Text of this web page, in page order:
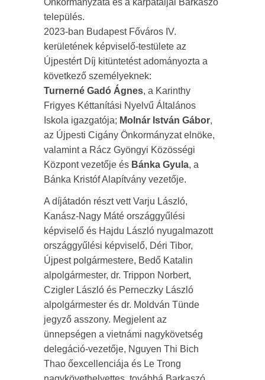
Önkormányzata és a kárpátaljai Barkaszó
település.
2023-ban Budapest Főváros IV.
kerületének képviselő-testülete az
Újpestért Díj kitüntetést adományozta a
következő személyeknek:
Turnerné Gadó Ágnes, a Karinthy
Frigyes Kéttanítási Nyelvű Általános
Iskola igazgatója; Molnár István Gábor,
az Újpesti Cigány Önkormányzat elnöke,
valamint a Rácz Gyöngyi Közösségi
Központ vezetője és Bánka Gyula, a
Bánka Kristóf Alapítvány vezetője.
A díjátadón részt vett Varju László,
Kanász-Nagy Máté országgyűlési
képviselő és Hajdu László nyugalmazott
országgyűlési képviselő, Déri Tibor,
Újpest polgármestere, Bedő Katalin
alpolgármester, dr. Trippon Norbert,
Czigler László és Perneczky László
alpolgármester és dr. Moldván Tünde
jegyző asszony. Megjelent az
ünnepségen a vietnámi nagykövetség
delegáció-vezetője, Nguyen Thi Bich
Thao őexcellenciája és Le Trong